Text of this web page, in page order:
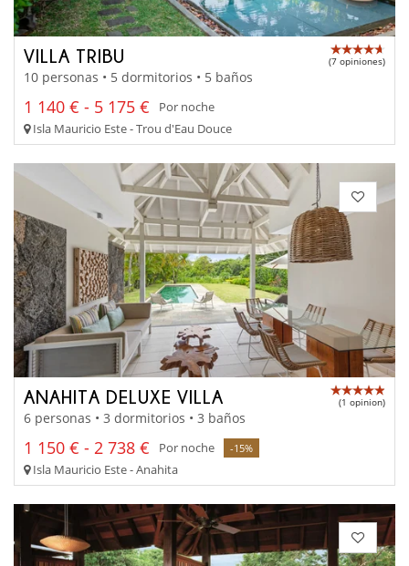
VILLA TRIBU (7 opiniones)
10 personas • 5 dormitorios • 5 baños
1 140 € - 5 175 €
Por noche
Isla Mauricio Este - Trou d'Eau Douce
ANAHITA DELUXE VILLA (1 opinion)
6 personas • 3 dormitorios • 3 baños
1 150 € - 2 738 € Por noche -15%
Isla Mauricio Este - Anahita